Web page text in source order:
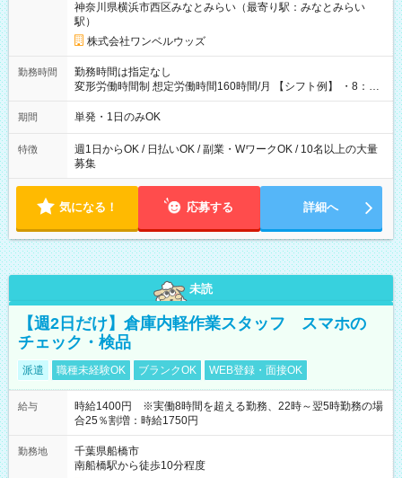
神奈川県横浜市西区みなとみらい（最寄り駅：みなとみらい
駅）
株式会社ワンベルウッズ
勤務時間
勤務時間は指定なし
変形労働時間制 想定労働時間160時間/月 【シフト例】 ・8：00
～21：00
期間 単発・1日のみOK
特徴
週1日からOK / 日払いOK / 副業・WワークOK / 10名以上の大量
募集
気になる！ 応募する 詳細へ
未読
【週2日だけ】倉庫内軽作業スタッフ スマホの
チェック・検品
派遣 職種未経験OK ブランクOK WEB登録・面接OK
給与
時給1400円 ※実働8時間を超える勤務、22時～翌5時勤務の場
合25％割増：時給1750円
勤務地
千葉県船橋市
南船橋駅から徒歩10分程度